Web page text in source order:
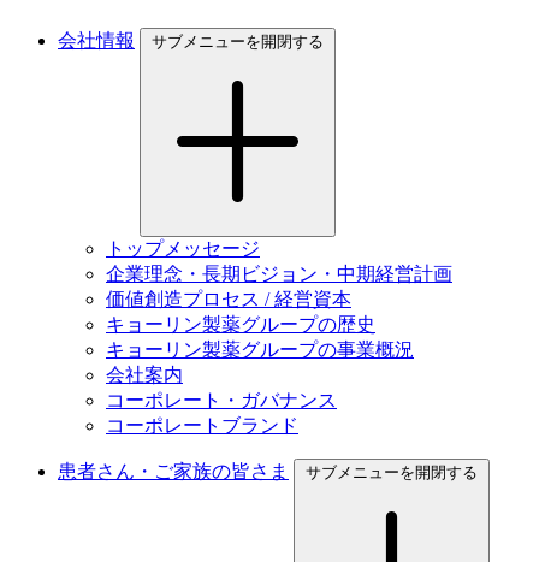
会社情報 サブメニューを開閉する
トップメッセージ
企業理念・長期ビジョン・中期経営計画
価値創造プロセス / 経営資本
キョーリン製薬グループの歴史
キョーリン製薬グループの事業概況
会社案内
コーポレート・ガバナンス
コーポレートブランド
患者さん・ご家族の皆さま サブメニューを開閉する